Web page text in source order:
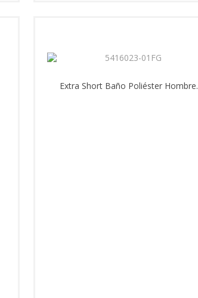
Extra Short Baño Poliéster Hombre.